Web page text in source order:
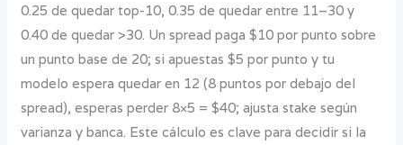
0.25 de quedar top-10, 0.35 de quedar entre 11–30 y
0.40 de quedar >30. Un spread paga $10 por punto sobre
un punto base de 20; si apuestas $5 por punto y tu
modelo espera quedar en 12 (8 puntos por debajo del
spread), esperas perder 8×5 = $40; ajusta stake según
varianza y banca. Este cálculo es clave para decidir si la